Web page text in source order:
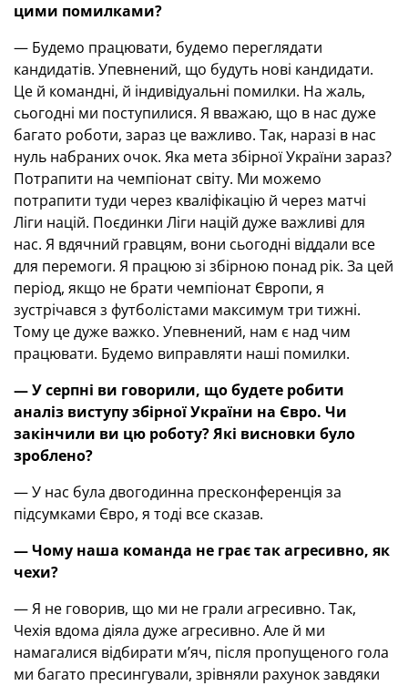
цими помилками?
— Будемо працювати, будемо переглядати
кандидатів. Упевнений, що будуть нові кандидати.
Це й командні, й індивідуальні помилки. На жаль,
сьогодні ми поступилися. Я вважаю, що в нас дуже
багато роботи, зараз це важливо. Так, наразі в нас
нуль набраних очок. Яка мета збірної України зараз?
Потрапити на чемпіонат світу. Ми можемо
потрапити туди через кваліфікацію й через матчі
Ліги націй. Поєдинки Ліги націй дуже важливі для
нас. Я вдячний гравцям, вони сьогодні віддали все
для перемоги. Я працюю зі збірною понад рік. За цей
період, якщо не брати чемпіонат Європи, я
зустрічався з футболістами максимум три тижні.
Тому це дуже важко. Упевнений, нам є над чим
працювати. Будемо виправляти наші помилки.
— У серпні ви говорили, що будете робити
аналіз виступу збірної України на Євро. Чи
закінчили ви цю роботу? Які висновки було
зроблено?
— У нас була двогодинна пресконференція за
підсумками Євро, я тоді все сказав.
— Чому наша команда не грає так агресивно, як
чехи?
— Я не говорив, що ми не грали агресивно. Так,
Чехія вдома діяла дуже агресивно. Але й ми
намагалися відбирати м’яч, після пропущеного гола
ми багато пресингували, зрівняли рахунок завдяки